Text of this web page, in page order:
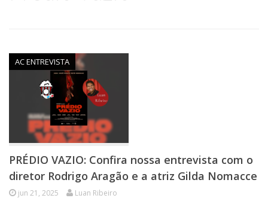
AC ENTREVISTA
PRÉDIO VAZIO: Confira nossa entrevista com o
diretor Rodrigo Aragão e a atriz Gilda Nomacce
jun 21, 2025 Luan Ribeiro